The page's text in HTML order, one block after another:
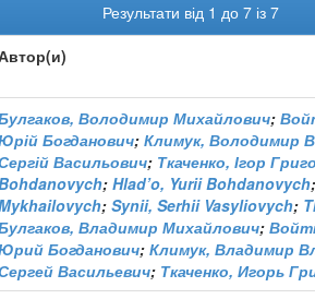
Результати від 1 до 7 із 7
Володимир Михайлович;
Богданович; Климук, Володимир
Васильович; Ткаченко, Ігор
; Hlad’o, Yurii Bohdanovych;
; Synii, Serhii Vasyliovych;
Владимир Михайлович;
Богданович; Климук, Владимир
Васильевич; Ткаченко, Игорь